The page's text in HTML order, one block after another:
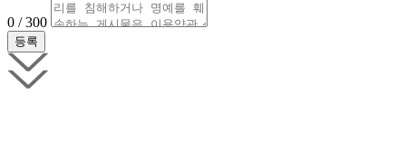
0 / 300